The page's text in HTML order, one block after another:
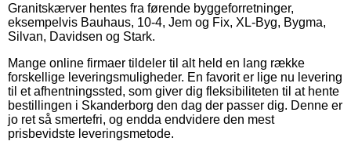
Granitskærver hentes fra førende byggeforretninger,
eksempelvis Bauhaus, 10-4, Jem og Fix, XL-Byg, Bygma,
Silvan, Davidsen og Stark.
Mange online firmaer tildeler til alt held en lang række
forskellige leveringsmuligheder. En favorit er lige nu levering
til et afhentningssted, som giver dig fleksibiliteten til at hente
bestillingen i Skanderborg den dag der passer dig. Denne er
jo ret så smertefri, og endda endvidere den mest
prisbevidste leveringsmetode.